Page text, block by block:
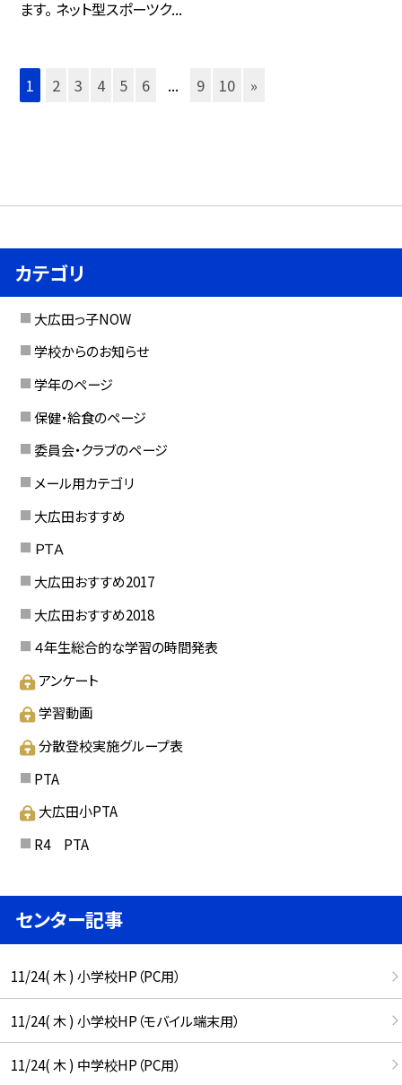
ます。 ネット型スポーツク...
1 2 3 4 5 6 ... 9 10 »
カテゴリ
大広田っ子NOW
学校からのお知らせ
学年のページ
保健・給食のページ
委員会・クラブのページ
メール用カテゴリ
大広田おすすめ
ＰＴＡ
大広田おすすめ2017
大広田おすすめ2018
４年生総合的な学習の時間発表
アンケート
学習動画
分散登校実施グループ表
PTA
大広田小PTA
R4 PTA
センター記事
11/24( 木 ) 小学校HP（PC用）
11/24( 木 ) 小学校HP（モバイル端末用）
11/24( 木 ) 中学校HP（PC用）